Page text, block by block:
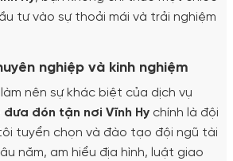
tư vào sự thoải mái và trải nghiệm
nghiệp và kinh nghiệm
nên sự khác biệt của dịch vụ
đưa đón tận nơi Vĩnh Hy chính là đội
tuyển chọn và đào tạo đội ngũ tài
năm, am hiểu địa hình, luật giao